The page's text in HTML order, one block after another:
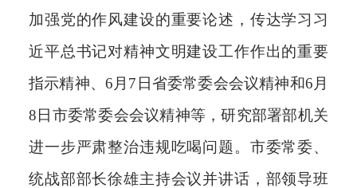
加强党的作风建设的重要论述，传达学习习
近平总书记对精神文明建设工作作出的重要
指示精神、6月7日省委常委会会议精神和6月
8日市委常委会会议精神等，研究部署部机关
进一步严肃整治违规吃喝问题。市委常委、
统战部部长徐雄主持会议并讲话，部领导班